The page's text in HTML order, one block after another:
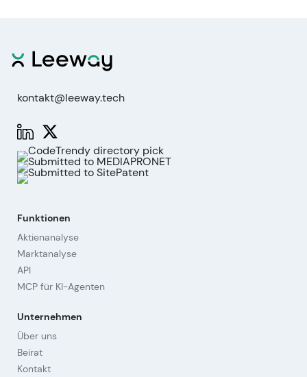
kontakt@leeway.tech
Funktionen
Aktienanalyse
Marktanalyse
API
MCP für KI-Agenten
Unternehmen
Über uns
Beirat
Kontakt